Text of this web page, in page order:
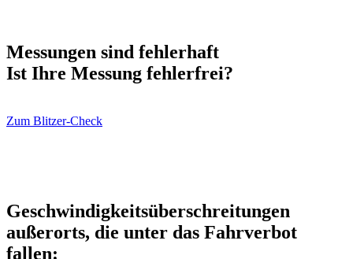
Messungen sind fehlerhaft
Ist Ihre Messung fehlerfrei?
Zum Blitzer-Check
Geschwindigkeitsüberschreitungen
außerorts, die unter das Fahrverbot
fallen: